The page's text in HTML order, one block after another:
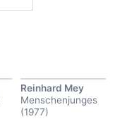
Reinhard Mey
Menschenjunges
(1977)